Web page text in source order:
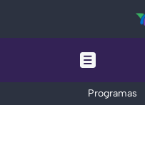
Programas